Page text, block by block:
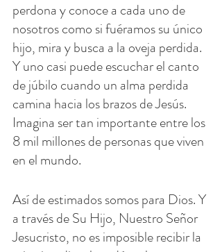
perdona y conoce a cada uno de
nosotros como si fuéramos su único
hijo, mira y busca a la oveja perdida.
Y uno casi puede escuchar el canto
de júbilo cuando un alma perdida
camina hacia los brazos de Jesús.
Imagina ser tan importante entre los
8 mil millones de personas que viven
en el mundo.
Así de estimados somos para Dios. Y
a través de Su Hijo, Nuestro Señor
Jesucristo, no es imposible recibir la